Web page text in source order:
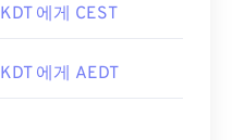
에게 CEST
에게 AEDT